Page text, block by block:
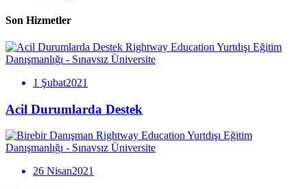
Son Hizmetler
Rightway Education Yurtdışı Eğitim
Danışmanlığı - Sınavsız Üniversite
1 Şubat2021
Acil Durumlarda Destek
Rightway Education Yurtdışı Eğitim
Danışmanlığı - Sınavsız Üniversite
26 Nisan2021